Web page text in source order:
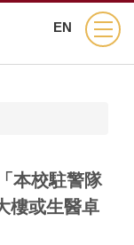
EN
本校駐警隊
樓或生醫卓